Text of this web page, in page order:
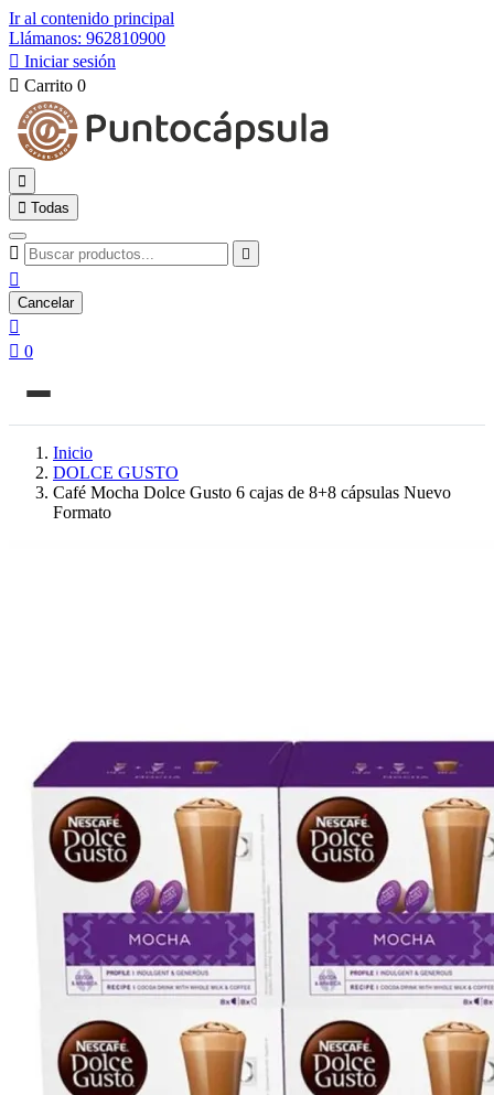
Ir al contenido principal
Llámanos: 962810900
 Iniciar sesión
 Carrito 0

 Todas
 

Cancelar

 0
Inicio
DOLCE GUSTO
Café Mocha Dolce Gusto 6 cajas de 8+8 cápsulas Nuevo
Formato